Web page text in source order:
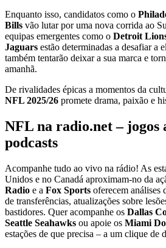
Enquanto isso, candidatos como o
Bills vão lutar por uma nova corrida ao
equipas emergentes como o Detroit
Jaguars estão determinadas a desafiar a
também tentarão deixar a sua marca e
amanhã.
De rivalidades épicas a momentos da
NFL 2025/26 promete drama, paixão e
NFL na radio.net – jogos
podcasts
Acompanhe tudo ao vivo na rádio! As
Unidos e no Canadá aproximam-no da
Radio e a Fox Sports oferecem análises
de transferências, atualizações sobre
bastidores. Quer acompanhe os Dallas
Seattle Seahawks ou apoie os Miami
estações de que precisa – a um clique de